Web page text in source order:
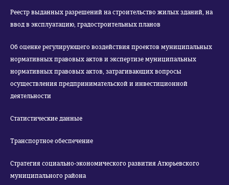
Реестр выданных разрешений на строительство жилых зданий, на
ввод в эксплуатацию, градостроительных планов
Об оценке регулирующего воздействия проектов муниципальных
нормативных правовых актов и экспертизе муниципальных
нормативных правовых актов, затрагивающих вопросы
осуществления предпринимательской и инвестиционной
деятельности
Статистические данные
Транспортное обеспечение
Стратегия социально-экономического развития Атюрьевского
муниципального района